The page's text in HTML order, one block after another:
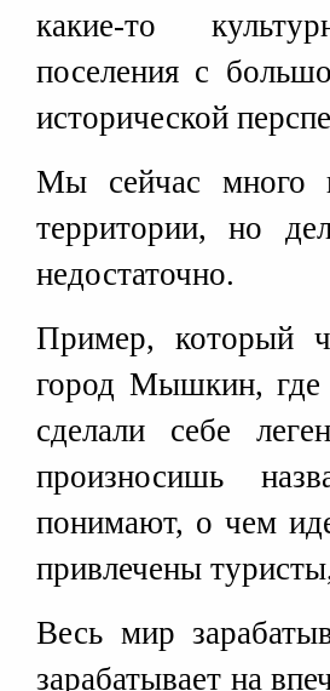
какие-то
поселения с
исторической
Мы сейчас много
территории, но
недостаточно.
Пример, который
город Мышкин, где
сделали себе
произносишь
понимают, о чем
привлечены
Весь мир
зарабатывает на